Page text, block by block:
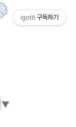
▼
igotit 구독하기